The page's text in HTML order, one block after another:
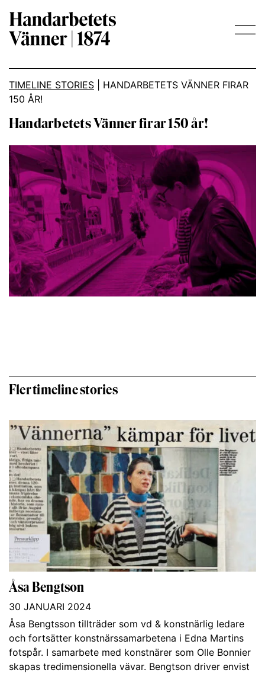
Main Navigation
TIMELINE STORIES
HANDARBETETS VÄNNER FIRAR
150 ÅR!
Handarbetets Vänner firar 150 år!
Fler timeline stories
Åsa Bengtson
30 JANUARI 2024
Åsa Bengtsson tillträder som vd & konstnärlig ledare
och fortsätter konstnärs­sam­arbetena i Edna Martins
fotspår. I samarbete med konstnärer som Olle Bonnier
skapas tre­dimensionella vävar. Bengtson driver envist